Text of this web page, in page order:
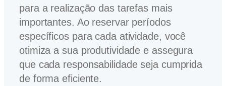
para a realização das tarefas mais
importantes. Ao reservar períodos
específicos para cada atividade, você
otimiza a sua produtividade e assegura
que cada responsabilidade seja cumprida
de forma eficiente.